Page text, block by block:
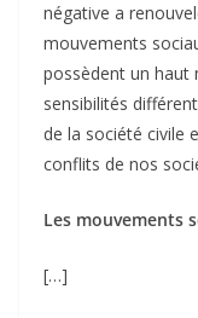
négative a
mouvements
possèdent un haut
sensibilités
de la société civile
conflits de nos
Les mouvements
[…]